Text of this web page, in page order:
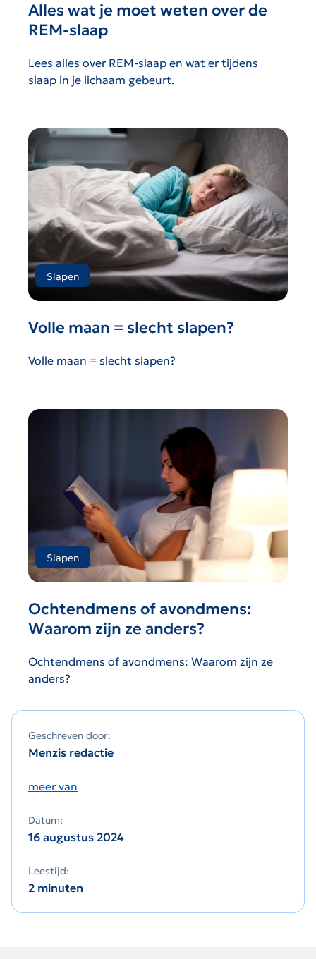
Alles wat je moet weten over de
REM-slaap
Lees alles over REM-slaap en wat er tijdens
slaap in je lichaam gebeurt.
Slapen
Volle maan = slecht slapen?
Volle maan = slecht slapen?
Slapen
Ochtendmens of avondmens:
Waarom zijn ze anders?
Ochtendmens of avondmens: Waarom zijn ze
anders?
Geschreven door:
Menzis redactie
meer van
Datum:
16 augustus 2024
Leestijd:
2 minuten